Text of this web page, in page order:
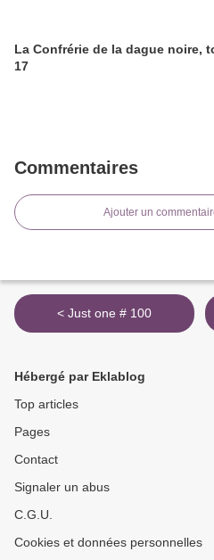
La Confrérie de la dague noire,
17
Commentaires
Ajouter un
< Just one # 100
Hébergé par Eklablog
Top articles
Pages
Contact
Signaler un abus
C.G.U.
Cookies et données personnelles